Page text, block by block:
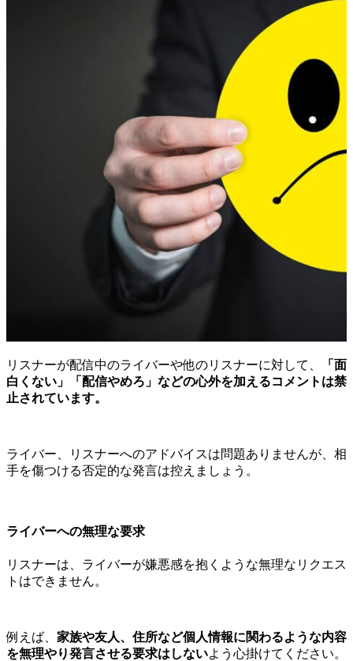
リスナーが配信中のライバーや他のリスナーに対して、
「面
白くない」「配信やめろ」などの心外を加えるコメントは禁
止されています。
ライバー、リスナーへのアドバイスは問題ありませんが、相
手を傷つける否定的な発言は控えましょう。
ライバーへの無理な要求
リスナーは、ライバーが嫌悪感を抱くような無理なリクエス
トはできません。
例えば、 家族や友人、住所など個人情報に関わるような内容
を無理やり発言させる要求はしないよう心掛けてください。